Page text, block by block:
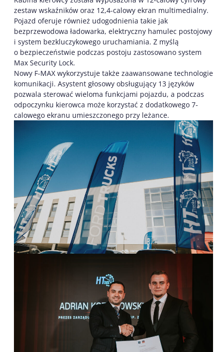
zestaw wskaźników oraz 12,4-calowy ekran multimedialny.
Pojazd oferuje również udogodnienia takie jak
bezprzewodowa ładowarka, elektryczny hamulec postojowy
i system bezkluczykowego uruchamiania. Z myślą
o bezpieczeństwie podczas postoju zastosowano system
Max Security Lock.
Nowy F-MAX wykorzystuje także zaawansowane technologie
komunikacji. Asystent głosowy obsługujący 13 języków
pozwala sterować wieloma funkcjami pojazdu, a podczas
odpoczynku kierowca może korzystać z dodatkowego 7-
calowego ekranu umieszczonego przy leżance.